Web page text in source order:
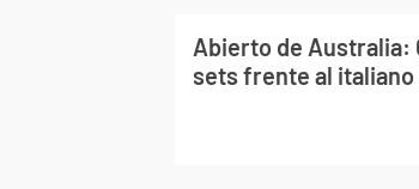
Abierto de Australia:
sets frente al italiano